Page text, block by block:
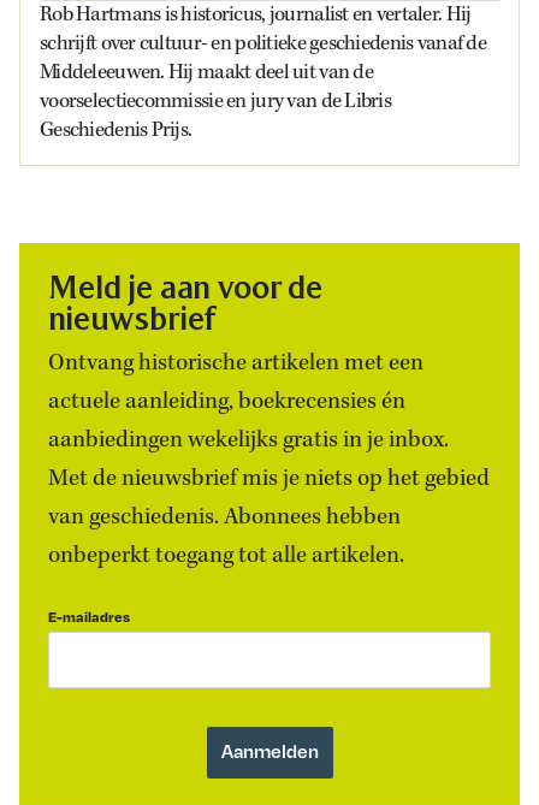
Rob Hartmans is historicus, journalist en vertaler. Hij
schrijft over cultuur- en politieke geschiedenis vanaf de
Middeleeuwen. Hij maakt deel uit van de
voorselectiecommissie en jury van de Libris
Geschiedenis Prijs.
Meld je aan voor de
nieuwsbrief
Ontvang historische artikelen met een
actuele aanleiding, boekrecensies én
aanbiedingen wekelijks gratis in je inbox.
Met de nieuwsbrief mis je niets op het gebied
van geschiedenis. Abonnees hebben
onbeperkt toegang tot alle artikelen.
E-mailadres